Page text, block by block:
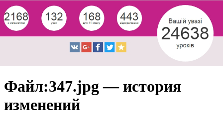
Файл:347.jpg — история
изменений